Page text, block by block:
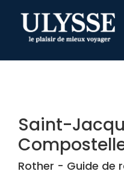
TEST
Saint-
Rother - Guide de